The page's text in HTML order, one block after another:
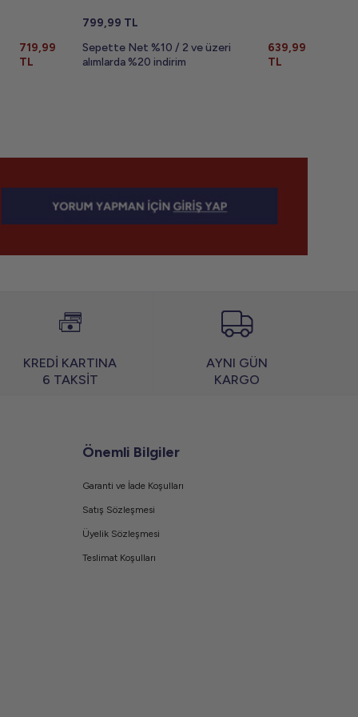
719,99
TL
799,99 TL
Sepette Net %10 / 2 ve üzeri
alımlarda %20 indirim
639,99
TL
KREDİ KARTINA
6 TAKSİT
AYNI GÜN
KARGO
Önemli Bilgiler
Garanti ve İade Koşulları
Satış Sözleşmesi
Üyelik Sözleşmesi
Teslimat Koşulları